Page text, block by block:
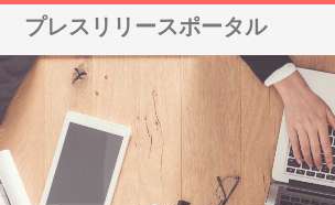
プレスリリースポータル